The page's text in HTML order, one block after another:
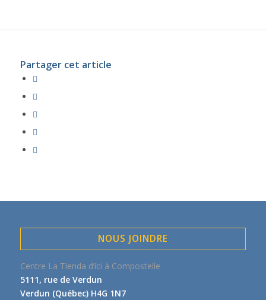
Partager cet article
NOUS JOINDRE
Centre La Tienda d’ici à Compostelle
5111, rue de Verdun
Verdun (Québec) H4G 1N7